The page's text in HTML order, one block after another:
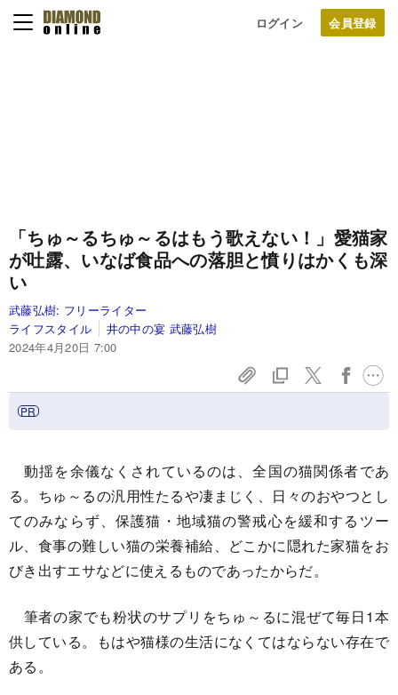
ログイン
「ちゅ～るちゅ～るはもう歌えない！」愛猫家
が吐露、いなば食品への落胆と憤りはかくも深
い
武藤弘樹: フリーライター
ライフスタイル
井の中の宴 武藤弘樹
2024年4月20日 7:00
動揺を余儀なくされているのは、全国の猫関係者であ
る。ちゅ～るの汎用性たるや凄まじく、日々のおやつとし
てのみならず、保護猫・地域猫の警戒心を緩和するツー
ル、食事の難しい猫の栄養補給、どこかに隠れた家猫をお
びき出すエサなどに使えるものであったからだ。
筆者の家でも粉状のサプリをちゅ～るに混ぜて毎日1本
供している。もはや猫様の生活になくてはならない存在で
ある。